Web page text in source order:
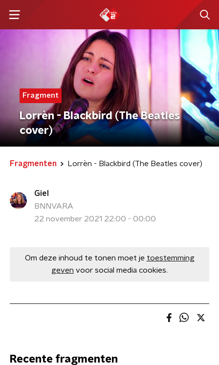
Fragment
Lorrèn - Blackbird (The Beatles
cover)
Fragmenten Lorrèn - Blackbird (The Beatles cover)
Giel
BNNVARA
22 november 2021 22:00 - 00:00
Om deze inhoud te tonen moet je toestemming
geven voor social media cookies.
Recente fragmenten